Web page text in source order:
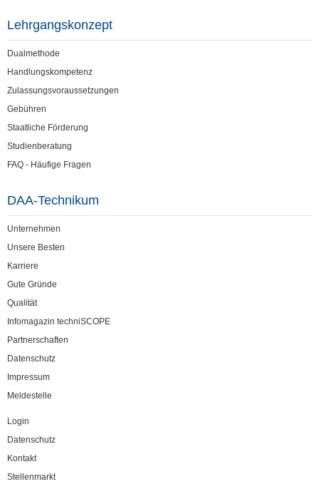
Lehrgangskonzept
Dualmethode
Handlungskompetenz
Zulassungsvoraussetzungen
Gebühren
Staatliche Förderung
Studienberatung
FAQ - Häufige Fragen
DAA-Technikum
Unternehmen
Unsere Besten
Karriere
Gute Gründe
Qualität
Infomagazin techniSCOPE
Partnerschaften
Datenschutz
Impressum
Meldestelle
Login
Datenschutz
Kontakt
Stellenmarkt